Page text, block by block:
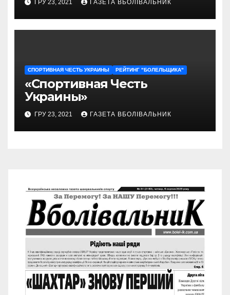
ГРУ 23, 2021 ГАЗЕТА ВБОЛІВАЛЬНИК
СПОРТИВНАЯ ЧЕСТЬ УКРАИНЫ РЕЙТИНГ "БОЛЕЛЬЩИКА"
«Спортивная Честь
Украины»
ГРУ 23, 2021 ГАЗЕТА ВБОЛІВАЛЬНИК